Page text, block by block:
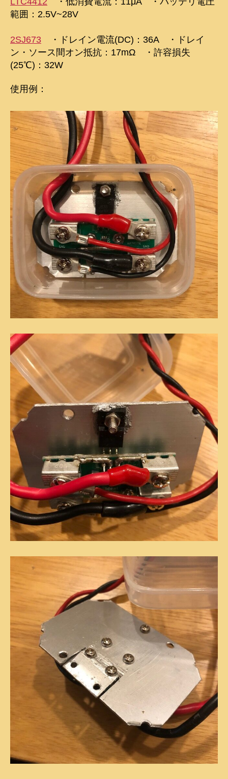
範囲：2.5V~28V
2SJ673 ・ドレイン電流(DC)：36A ・ドレイ
ン・ソース間オン抵抗：17mΩ ・許容損失
(25℃)：32W
使用例：